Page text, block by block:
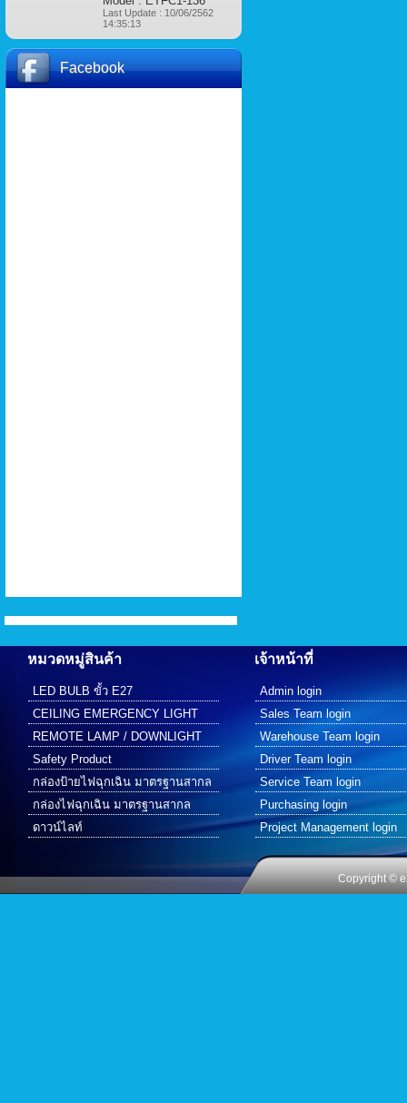
Last Update : 10/06/2562
14:35:13
Facebook
หมวดหมู่สินค้า
LED BULB ขั้ว E27
CEILING EMERGENCY LIGHT
REMOTE LAMP / DOWNLIGHT
Safety Product
กล่องป้ายไฟฉุกเฉิน มาตรฐานสากล
กล่องไฟฉุกเฉิน มาตรฐานสากล
ดาวน์ไลท์
เจ้าหน้าที่
Admin login
Sales Team login
Warehouse Team login
Driver Team login
Service Team login
Purchasing login
Project Management login
Copyright ©